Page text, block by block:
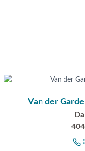
Apeldoorn. Onze
✔
✔ 3 fysieke showrooms
Van der